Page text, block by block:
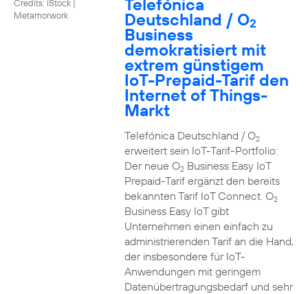
Credits: iStock |
Metamorwork
Telefónica
Deutschland / O2
Business
demokratisiert mit
extrem günstigem
IoT-Prepaid-Tarif den
Internet of Things-
Markt
Telefónica Deutschland / O2
erweitert sein IoT-Tarif-Portfolio:
Der neue O2Business Easy IoT
Prepaid-Tarif ergänzt den bereits
bekannten Tarif IoT Connect. O2
Business Easy IoT gibt
Unternehmen einen einfach zu
administrierenden Tarif an die Hand,
der insbesondere für IoT-
Anwendungen mit geringem
Datenübertragungsbedarf und sehr